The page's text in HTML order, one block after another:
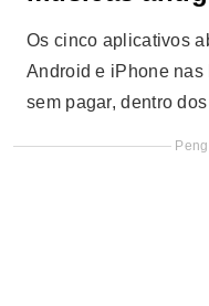
Os cinco aplicativos
Android e iPhone
sem pagar, dentro